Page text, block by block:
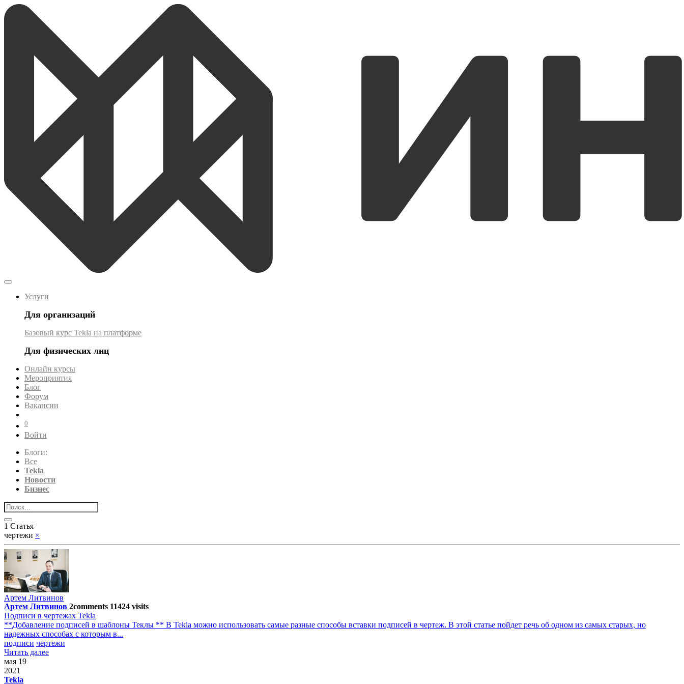
Услуги
Для организаций
Базовый курс Tekla на платформе
Для физических лиц
Онлайн курсы
Мероприятия
Блог
Форум
Вакансии
0
Войти
Блоги:
Все
Tekla
Новости
Бизнес
1 Статья
чертежи ×
Артем Литвинов
Артем Литвинов 2comments 11424 visits
Подписи в чертежах Tekla
**Добавление подписей в шаблоны Теклы ** В Tekla можно использовать самые разные способы вставки подписей в чертеж. В этой статье пойдет речь об одном из самых старых, но
надежных способах с которым в...
подписи чертежи
Читать далее
мая 19
2021
Tekla